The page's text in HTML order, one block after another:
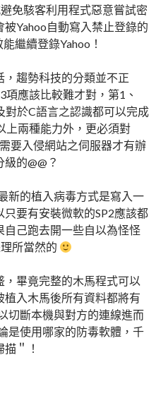
免駭客利用程式惡意嘗試密
Yahoo自動寫入禁止登錄的
繼續登錄Yahoo！
趨勢科技的分類並不正
應該比較難才對，第1、
於C語言之認識都可以完成
上兩種能力外，更必須對
要入侵網站之伺服器才有辦
的@@？
新的植入病毒方式是寫入一
要有安裝微軟的SP2應該都
己跑去開一些自以為怪怪
所當然的
畢竟完整的木馬程式可以
入木馬後所有資料都將有
切斷本機與對方的連線進而
是使用哪家的防毒軟體，千
＂！